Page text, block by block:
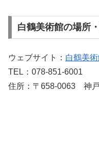
白鶴美術館の場所
ウェブサイト： 白鶴美
TEL：078-851-6001
住所：〒658-0063 神